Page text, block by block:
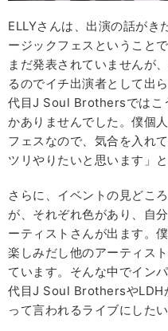
ELLYさんは、出演の話がき
ージックフェスということ
まだ発表されていませんが
るのでイチ出演者として出
代目J Soul Brothersではこ
かありませんでした。僕個
フェスなので、気合を入れ
ツリやりたいと思います」と
さらに、イベントの見どこ
が、それぞれ色があり、自
ーティストさんが出ます。
楽しみだし他のアーティス
ています。そんな中でイン
代目J Soul BrothersやLDH
って言われるライブにした